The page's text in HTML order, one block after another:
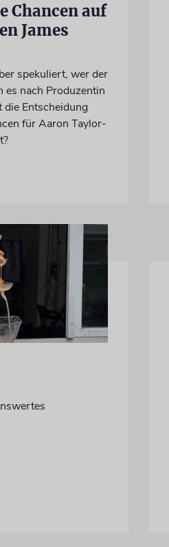
Chancen auf
James
spekuliert, wer der
nach Produzentin
Entscheidung
für Aaron Taylor-